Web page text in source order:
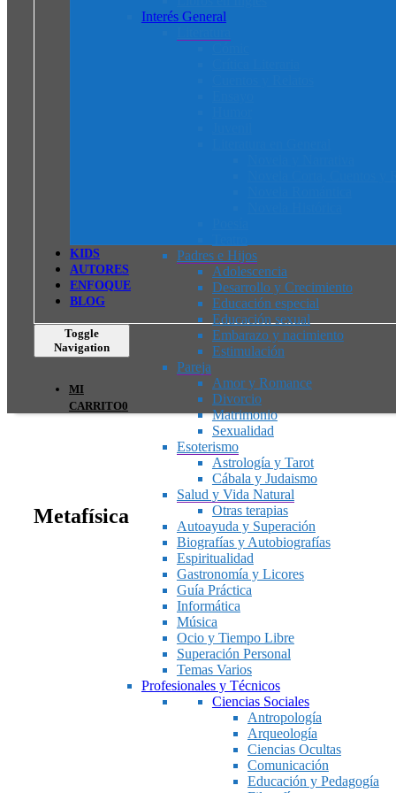
Interés General
Padres e Hijos
Adolescencia
Desarrollo y Crecimiento
Educación especial
Educación sexual
Embarazo y nacimiento
Estimulación
Pareja
Amor y Romance
Divorcio
Matrimonio
Sexualidad
Esoterismo
Astrología y Tarot
Cábala y Judaismo
Salud y Vida Natural
Otras terapias
Autoayuda y Superación
Biografías y Autobiografías
Espiritualidad
Gastronomía y Licores
Guía Práctica
Informática
Música
Ocio y Tiempo Libre
Superación Personal
Temas Varios
Profesionales y Técnicos
Ciencias Sociales
Antropología
Arqueología
Ciencias Ocultas
Comunicación
Educación y Pedagogía
KIDS
AUTORES
ENFOQUE
BLOG
Toggle
Navigation
MI
CARRITO0
Metafísica